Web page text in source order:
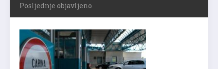
Posljednje objavljeno